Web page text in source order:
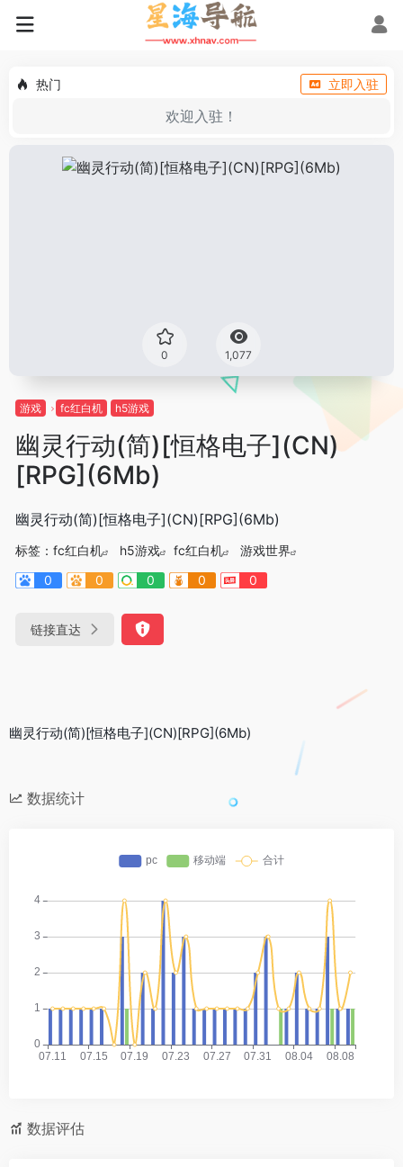
热门 立即入驻
欢迎入驻！
0 1,077
游戏 fc红白机 h5游戏
幽灵行动(简)[恒格电子](CN)
[RPG](6Mb)
幽灵行动(简)[恒格电子](CN)[RPG](6Mb)
标签： fc红白机 h5游戏 fc红白机
游戏世界
0
0 0 0 0
链接直达
幽灵行动(简)[恒格电子](CN)[RPG](6Mb)
数据统计
数据评估